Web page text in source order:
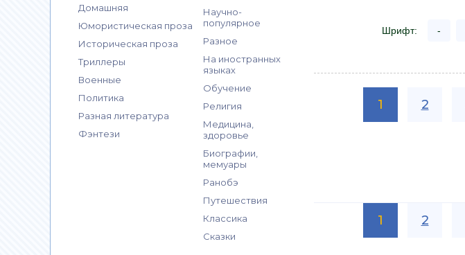
Домашняя
Юмористическая проза
Историческая проза
Триллеры
Военные
Политика
Разная литература
Фэнтези
Научно-
популярное
Разное
На иностранных
языках
Обучение
Религия
Медицина,
здоровье
Биографии,
мемуары
Ранобэ
Путешествия
Классика
Сказки
Шрифт: -
1 2
1 2